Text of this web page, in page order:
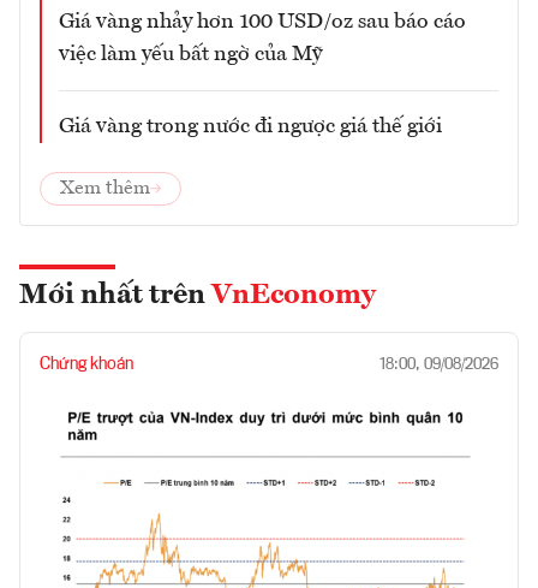
Giá vàng nhảy hơn 100 USD/oz sau báo cáo
việc làm yếu bất ngờ của Mỹ
Giá vàng trong nước đi ngược giá thế giới
Xem thêm
Mới nhất trên VnEconomy
Chứng khoán 18:00, 09/08/2026